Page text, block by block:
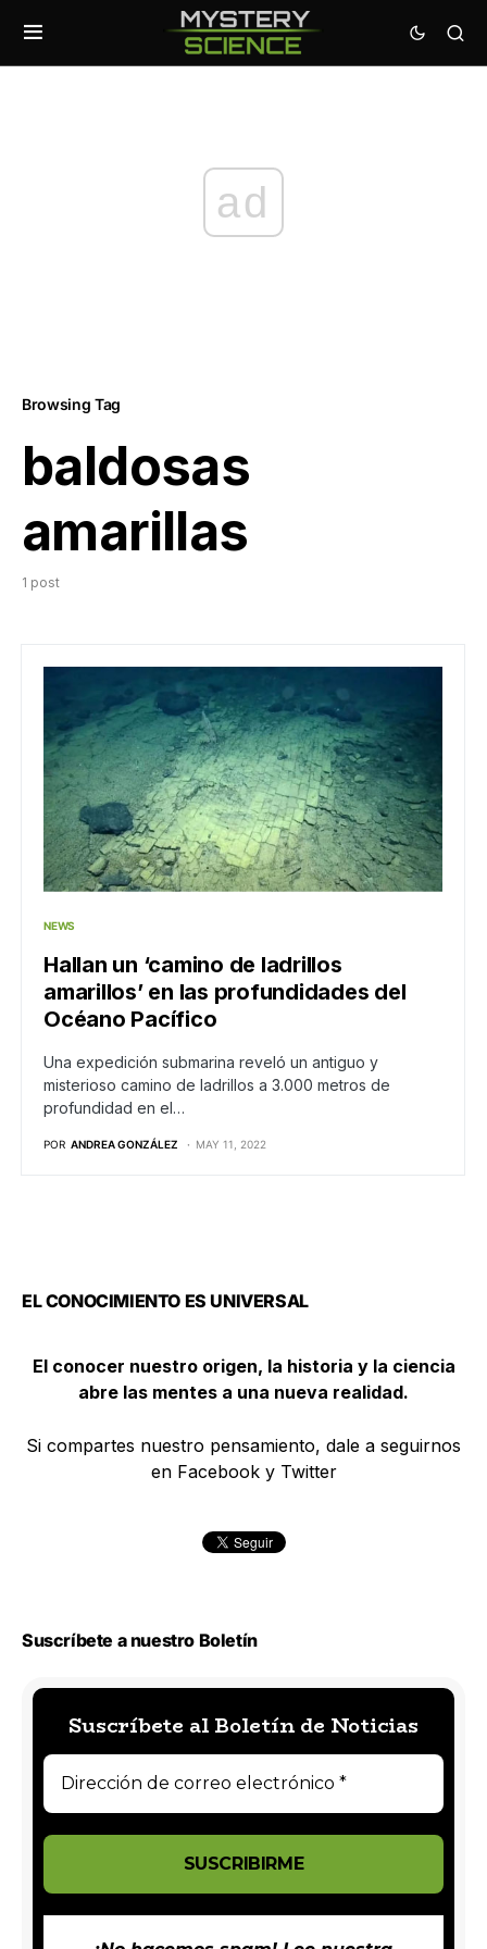
ad
Browsing Tag
baldosas
amarillas
1 post
NEWS
Hallan un ‘camino de ladrillos
amarillos’ en las profundidades del
Océano Pacífico
Una expedición submarina reveló un antiguo y
misterioso camino de ladrillos a 3.000 metros de
profundidad en el…
POR ANDREA GONZÁLEZ MAY 11, 2022
EL CONOCIMIENTO ES UNIVERSAL
El conocer nuestro origen, la historia y la ciencia
abre las mentes a una nueva realidad.
Si compartes nuestro pensamiento, dale a seguirnos
en Facebook y Twitter
Suscríbete a nuestro Boletín
Suscríbete al Boletín de Noticias